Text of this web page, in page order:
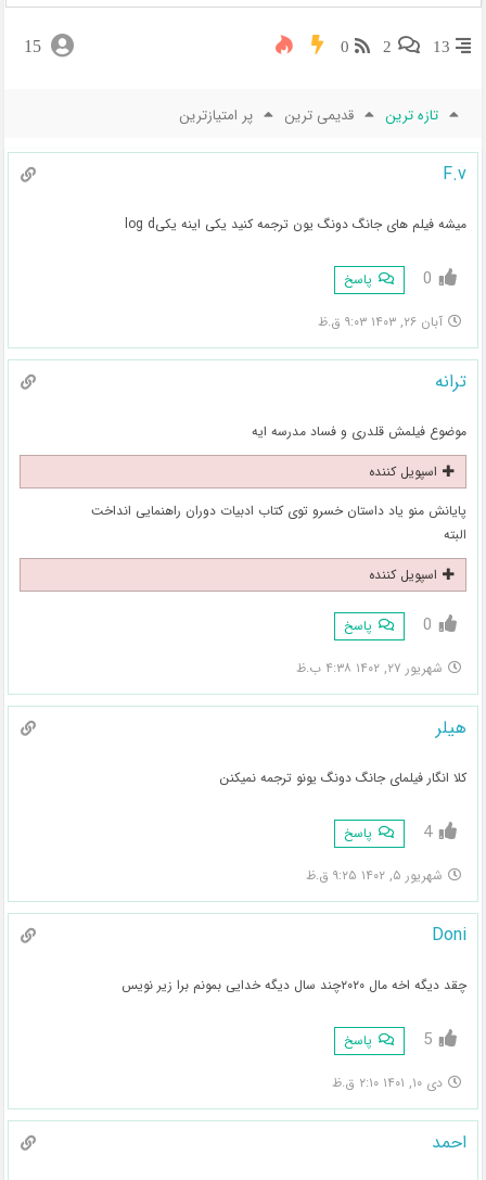
13
2
0
15
تازه ترین قدیمی ترین پر امتیازترین
F.v
میشه فیلم های جانگ دونگ یون ترجمه کنید یکی اینه یکیlog d
0 پاسخ
آبان ۲۶, ۱۴۰۳ ۹:۰۳ ق.ظ
ترانه
موضوع فیلمش قلدری و فساد مدرسه ایه
اسپویل کننده
پایانش منو یاد داستان خسرو توی کتاب ادبیات دوران راهنمایی انداخت
البته
اسپویل کننده
0 پاسخ
شهریور ۲۷, ۱۴۰۲ ۴:۳۸ ب.ظ
هیلر
کلا انگار فیلمای جانگ دونگ یونو ترجمه نمیکنن
4 پاسخ
شهریور ۵, ۱۴۰۲ ۹:۲۵ ق.ظ
Doni
چقد دیگه اخه مال ۲۰۲۰چند سال دیگه خدایی بمونم برا زیر نویس
5 پاسخ
دی ۱۰, ۱۴۰۱ ۲:۱۰ ق.ظ
احمد